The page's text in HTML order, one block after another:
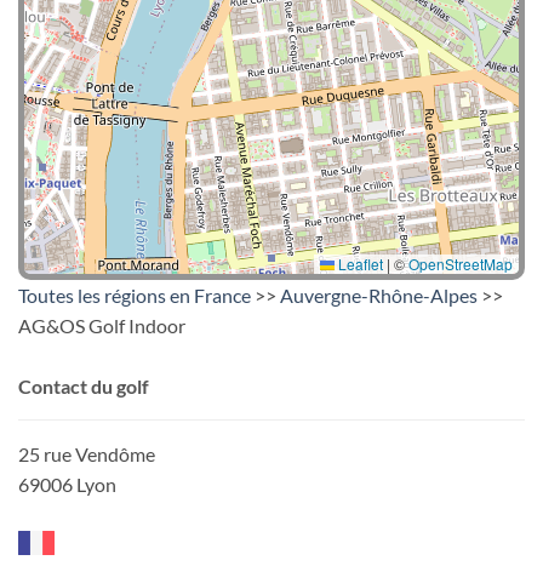
Leaflet | ©OpenStreetMap
Toutes les régions en France >> Auvergne-Rhône-Alpes >>
AG&OS Golf Indoor
Contact du golf
25 rue Vendôme
69006 Lyon